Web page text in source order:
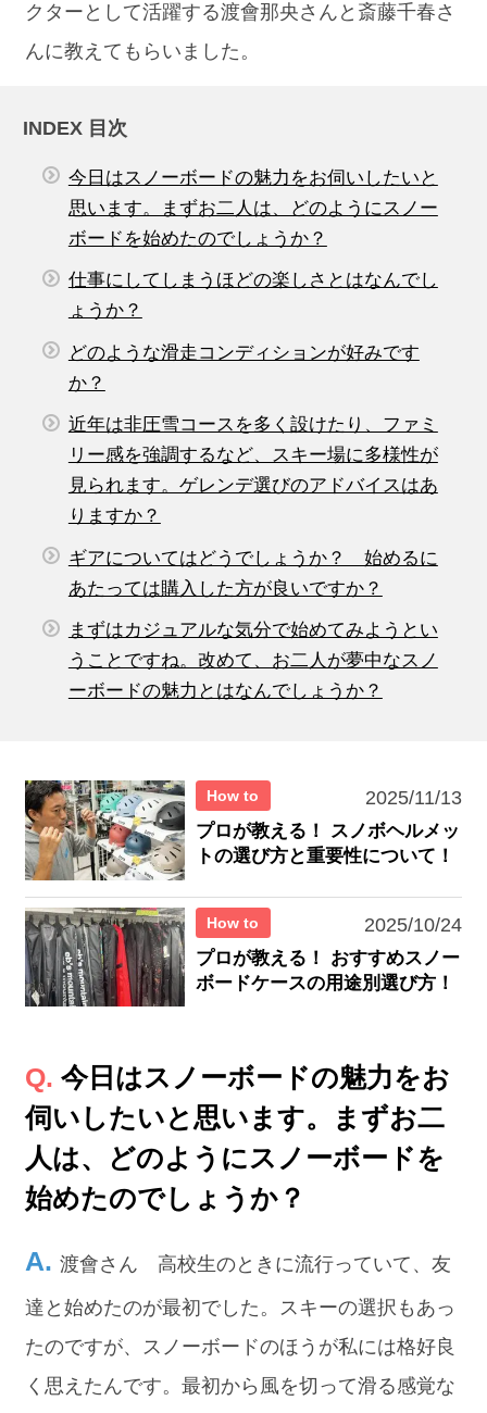
クターとして活躍する渡會那央さんと斎藤千春さ
んに教えてもらいました。
INDEX 目次
今日はスノーボードの魅力をお伺いしたいと
思います。まずお二人は、どのようにスノー
ボードを始めたのでしょうか？
仕事にしてしまうほどの楽しさとはなんでし
ょうか？
どのような滑走コンディションが好みです
か？
近年は非圧雪コースを多く設けたり、ファミ
リー感を強調するなど、スキー場に多様性が
見られます。ゲレンデ選びのアドバイスはあ
りますか？
ギアについてはどうでしょうか？ 始めるに
あたっては購入した方が良いですか？
まずはカジュアルな気分で始めてみようとい
うことですね。改めて、お二人が夢中なスノ
ーボードの魅力とはなんでしょうか？
How to 2025/11/13
プロが教える！ スノボヘルメッ
トの選び方と重要性について！
How to 2025/10/24
プロが教える！ おすすめスノー
ボードケースの用途別選び方！
今日はスノーボードの魅力をお
伺いしたいと思います。まずお二
人は、どのようにスノーボードを
始めたのでしょうか？
渡會さん 高校生のときに流行っていて、友
達と始めたのが最初でした。スキーの選択もあっ
たのですが、スノーボードのほうが私には格好良
く思えたんです。最初から風を切って滑る感覚な